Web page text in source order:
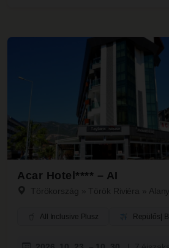
Acar Hotel**** – AI
Törökország » Török Riviéra »
All Inclusive Plusz Repülős |